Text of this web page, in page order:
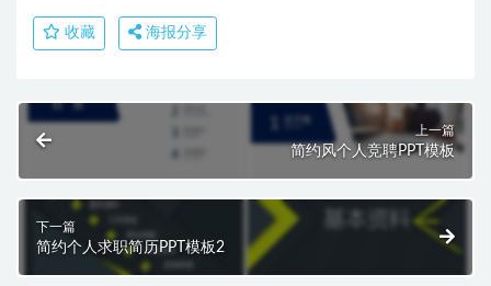
收藏 海报分享
上一篇
简约风个人竞聘PPT模板
下一篇
简约个人求职简历PPT模板2